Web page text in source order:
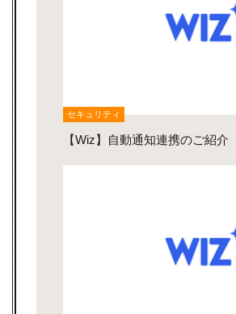
セキュリティ
【Wiz】自動通知連携のご紹介